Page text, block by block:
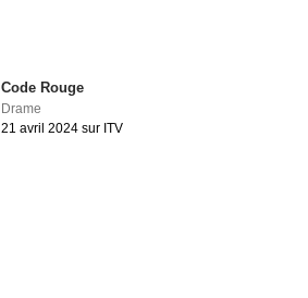
Code Rouge
Drame
21 avril 2024 sur ITV